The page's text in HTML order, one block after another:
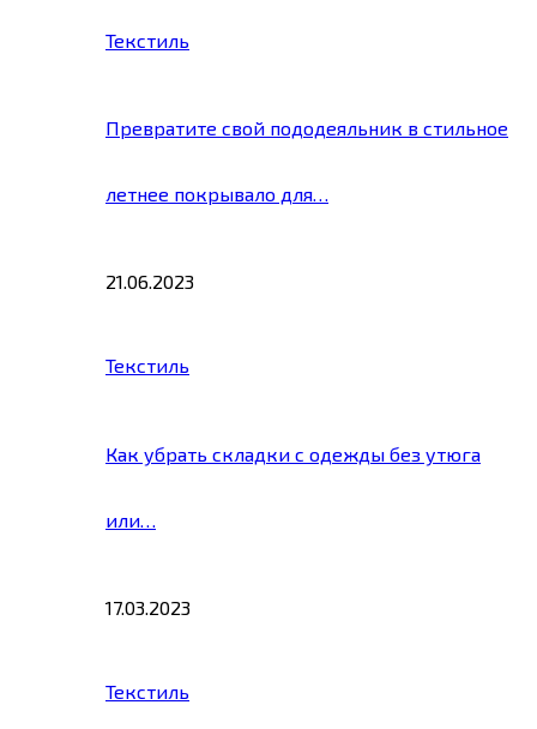
Текстиль
Превратите свой пододеяльник в стильное
летнее покрывало для…
21.06.2023
Текстиль
Как убрать складки с одежды без утюга
или…
17.03.2023
Текстиль